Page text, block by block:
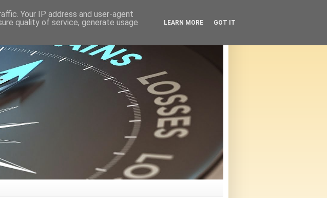
Your IP address and user-agent
quality of service, generate usage
LEARN MORE GOT IT